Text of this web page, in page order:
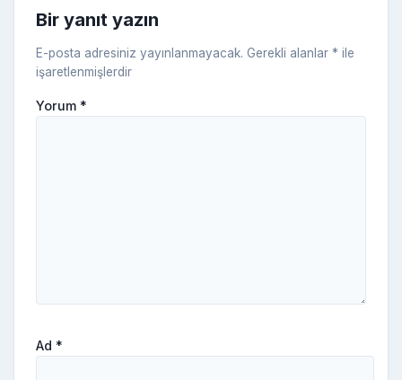
ki
Bir yanıt yazın
E-posta adresiniz yayınlanmayacak. Gerekli alanlar * ile
işaretlenmişlerdir
Yorum *
Ad *